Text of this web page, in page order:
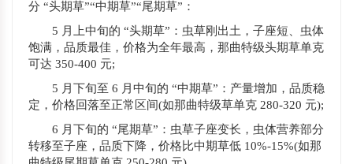
分 “头期草”“中期草”“尾期草”：
5 月上中旬的 “头期草”：虫草刚出土，子座短、虫体
饱满，品质最佳，价格为全年最高，那曲特级头期草单克
可达 350-400 元;
5 月下旬至 6 月中旬的 “中期草”：产量增加，品质稳
定，价格回落至正常区间(如那曲特级草单克 280-320 元);
6 月下旬的 “尾期草”：虫草子座变长，虫体营养部分
转移至子座，品质下降，价格比中期草低 10%-15%(如那